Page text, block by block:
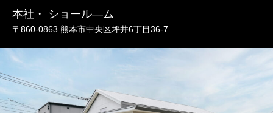
本社・ ショール―ム
〒860-0863 熊本市中央区坪井6丁目36-7